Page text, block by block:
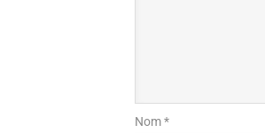
Nom *